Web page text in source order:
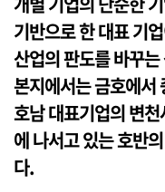
기반으로 한 대표 기
산업의 판도를 바꾸
본지에서는 금호에서
호남 대표기업의 변
에 나서고 있는 호반
다.